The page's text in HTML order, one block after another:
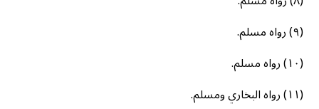
(٩) رواه مسلم.
(١٠) رواه مسلم.
(١١) رواه البخاري ومسلم.